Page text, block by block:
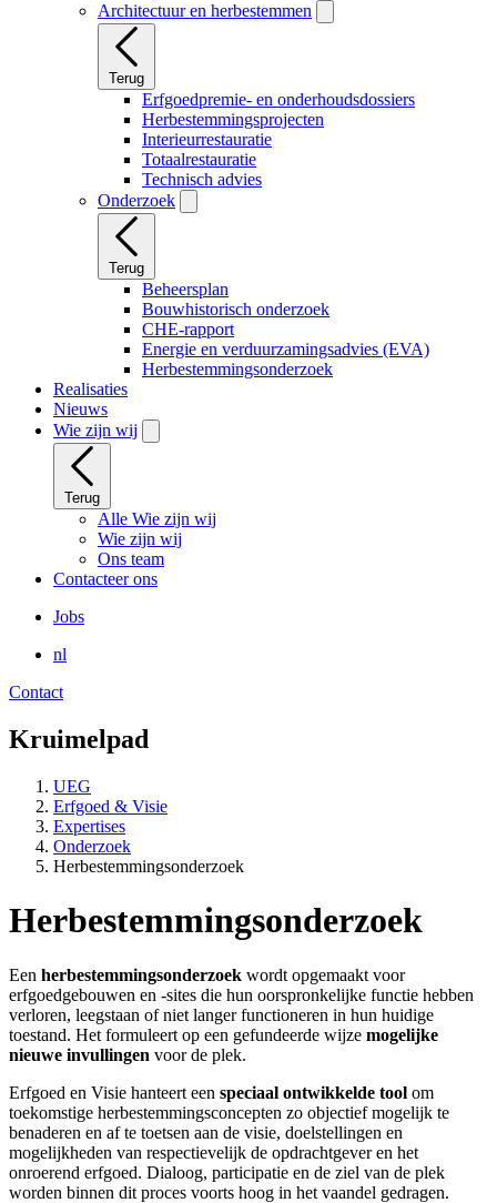
Architectuur en herbestemmen
Terug
Erfgoedpremie- en onderhoudsdossiers
Herbestemmingsprojecten
Interieurrestauratie
Totaalrestauratie
Technisch advies
Onderzoek
Terug
Beheersplan
Bouwhistorisch onderzoek
CHE-rapport
Energie en verduurzamingsadvies (EVA)
Herbestemmingsonderzoek
Realisaties
Nieuws
Wie zijn wij
Terug
Alle Wie zijn wij
Wie zijn wij
Ons team
Contacteer ons
Jobs
nl
Contact
Kruimelpad
UEG
Erfgoed & Visie
Expertises
Onderzoek
Herbestemmingsonderzoek
Herbestemmingsonderzoek
Een herbestemmingsonderzoek wordt opgemaakt voor
erfgoedgebouwen en -sites die hun oorspronkelijke functie hebben
verloren, leegstaan of niet langer functioneren in hun huidige
toestand. Het formuleert op een gefundeerde wijze mogelijke
nieuwe invullingen voor de plek.
Erfgoed en Visie hanteert een speciaal ontwikkelde tool om
toekomstige herbestemmingsconcepten zo objectief mogelijk te
benaderen en af te toetsen aan de visie, doelstellingen en
mogelijkheden van respectievelijk de opdrachtgever en het
onroerend erfgoed. Dialoog, participatie en de ziel van de plek
worden binnen dit proces voorts hoog in het vaandel gedragen.